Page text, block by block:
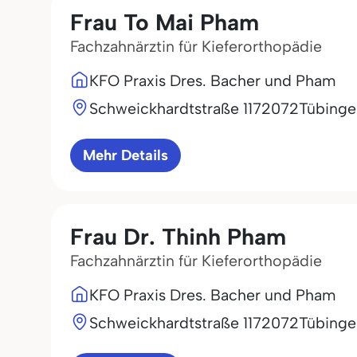
Frau To Mai Pham
Fachzahnärztin für Kieferorthopädie
KFO Praxis Dres. Bacher und Pham
Schweickhardtstraße 1172072
Mehr Details
Frau Dr. Thinh Pham
Fachzahnärztin für Kieferorthopädie
KFO Praxis Dres. Bacher und Pham
Schweickhardtstraße 1172072